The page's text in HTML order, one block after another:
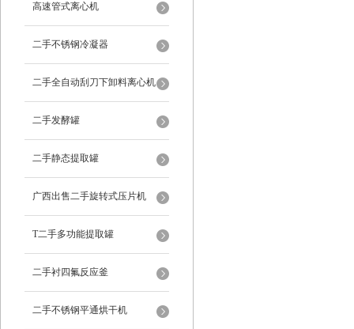
高速管式离心机
二手不锈钢冷凝器
二手全自动刮刀下卸料离心机
二手发酵罐
二手静态提取罐
广西出售二手旋转式压片机
T二手多功能提取罐
二手衬四氟反应釜
二手不锈钢平通烘干机